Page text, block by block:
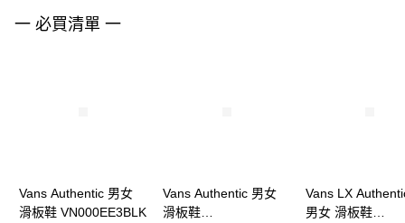
４．使用「AFTEE先享後付」時，將依據個別帳號之用戶狀況，依本公司即
一 必買清單 一
Vans Authentic 男女
滑板鞋 VN000EE3BLK
Vans Authentic 男女
滑板鞋
Vans LX
男女 滑板鞋